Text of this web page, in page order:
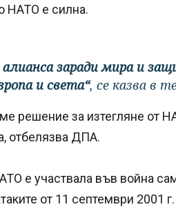
НАТО е силна.
заради мира и
и света“, се казва в
решение за изтегляне от
отбелязва ДПА.
е участвала във война
от 11 септември 2001